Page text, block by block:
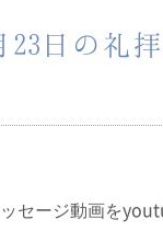
日の礼
セージ動画を